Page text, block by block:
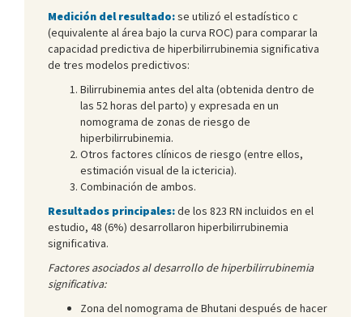
Medición del resultado:se utilizó el estadístico c
(equivalente al área bajo la curva ROC) para comparar la
capacidad predictiva de hiperbilirrubinemia significativa
de tres modelos predictivos:
Bilirrubinemia antes del alta (obtenida dentro de
las 52 horas del parto) y expresada en un
nomograma de zonas de riesgo de
hiperbilirrubinemia.
Otros factores clínicos de riesgo (entre ellos,
estimación visual de la ictericia).
Combinación de ambos.
Resultados principales:de los 823 RN incluidos en el
estudio, 48 (6%) desarrollaron hiperbilirrubinemia
significativa.
Factores asociados al desarrollo de hiperbilirrubinemia
significativa:
Zona del nomograma de Bhutani después de hacer